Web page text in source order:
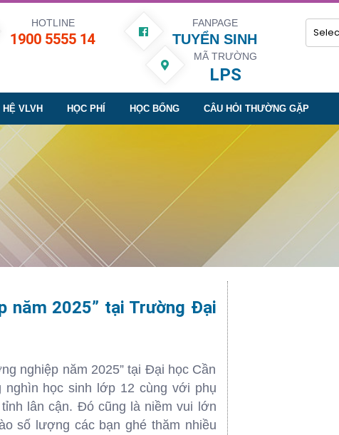
FANPAGE
TUYỂN SINH
HOTLINE
1900 5555 14
MÃ TRƯỜNG
LPS
HỆ VLVH HỌC PHÍ HỌC BỔNG CÂU HỎI THƯỜNG GẶP
năm 2025” tại Trường Đại
nghiệp năm 2025” tại Đại học Cần
học sinh lớp 12 cùng với phụ
lân cận. Đó cũng là niềm vui lớn
số lượng các bạn ghé thăm nhiều